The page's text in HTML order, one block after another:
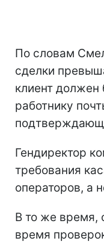
По словам
сделки
клиент должен
работнику
Гендиректор
требования
операторов, а
В то же время,
время